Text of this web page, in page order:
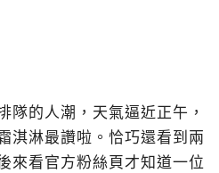
隊的人潮，天氣逼近正午，
淇淋最讚啦。恰巧還看到兩
來看官方粉絲頁才知道一位